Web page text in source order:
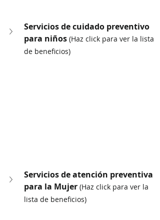
Servicios de cuidado preventivo
para niños (Haz click para ver la lista
de beneficios)
Servicios de atención preventiva
para la Mujer (Haz click para ver la
lista de beneficios)